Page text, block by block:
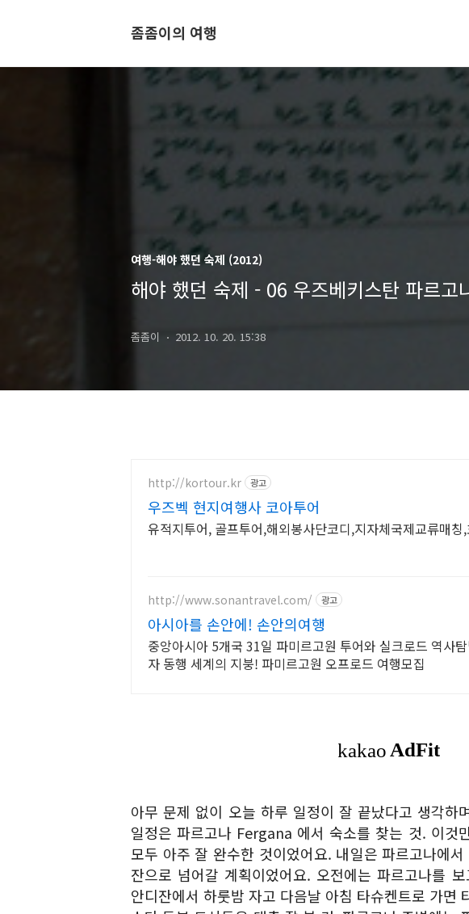
좀좀이의 여행
여행-해야 했던 숙제 (2012)
해야 했던 숙제 - 06 우즈베키스탄 파르고
좀좀이 2012. 10. 20. 15:38
http://kortour.kr 광고
우즈벡 현지여행사 코아투어
유적지투어, 골프투어,해외봉사단코디,지자체국제교류매칭
http://www.sonantravel.com/ 광고
아시아를 손안에! 손안의여행
중앙아시아 5개국 31일 파미르고원 투어와 실크로드 역사
자 동행 세계의 지붕! 파미르고원 오프로드 여행모집
아무 문제 없이 오늘 하루 일정이 잘 끝났다고 생각하
일정은 파르고나 Fergana 에서 숙소를 찾는 것. 이것
모두 아주 잘 완수한 것이었어요. 내일은 파르고나에
잔으로 넘어갈 계획이었어요. 오전에는 파르고나를
안디잔에서 하룻밤 자고 다음날 아침 타슈켄트로 가면